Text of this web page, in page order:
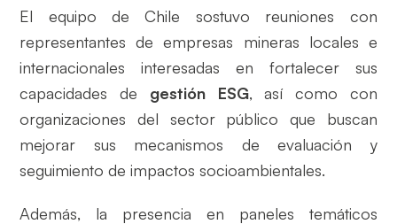
El equipo de Chile sostuvo reuniones con
representantes de empresas mineras locales e
internacionales interesadas en fortalecer sus
capacidades de gestión ESG, así como con
organizaciones del sector público que buscan
mejorar sus mecanismos de evaluación y
seguimiento de impactos socioambientales.
Además, la presencia en paneles temáticos